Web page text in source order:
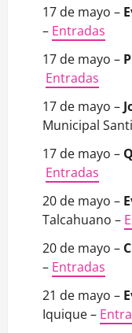
17 de mayo –
– Entradas
17 de mayo –
Entradas
17 de mayo –
Municipal
17 de mayo –
Entradas
20 de mayo –
Talcahuano –
20 de mayo –
– Entradas
21 de mayo –
Iquique –